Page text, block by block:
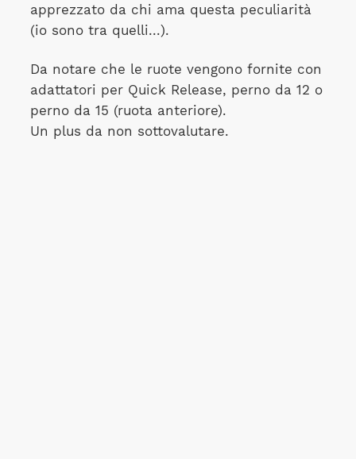
apprezzato da chi ama questa peculiarità
(io sono tra quelli...).
Da notare che le ruote vengono fornite con
adattatori per Quick Release, perno da 12 o
perno da 15 (ruota anteriore).
Un plus da non sottovalutare.